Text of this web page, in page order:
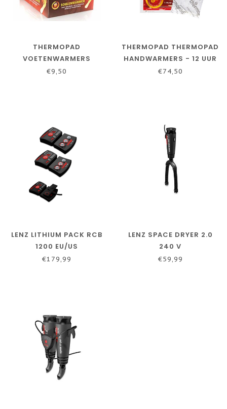
THERMOPAD
VOETENWARMERS
VOORDEEL PAKKETTEN
€9,50
THERMOPAD THERMOPAD
HANDWARMERS - 12 UUR
WARMTE! HEERLIJK
€74,50
LENZ LITHIUM PACK RCB
1200 EU/US
€179,99
LENZ SPACE DRYER 2.0
240 V
€59,99